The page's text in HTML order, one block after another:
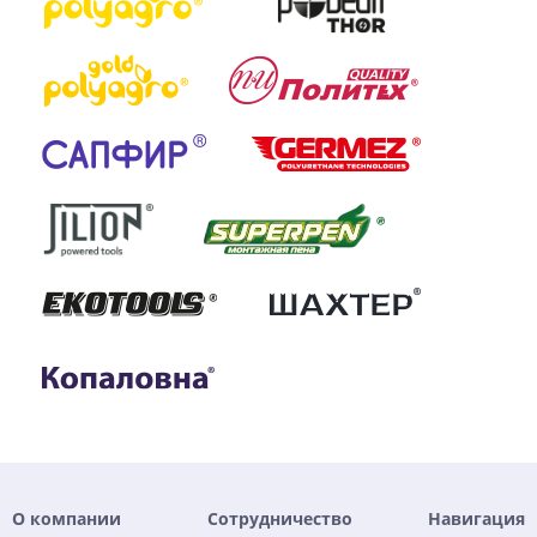
О компании Сотрудничество Навигация